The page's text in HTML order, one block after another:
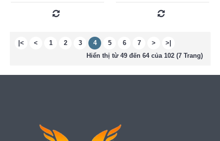
|< < 1 2 3 4 5 6 7 >
>|
Hiển thị từ 49 đến 64 của 102 (7 Trang)